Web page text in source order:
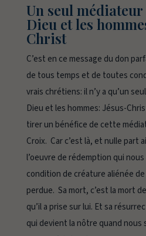
Un seul
Dieu et les
Christ
C’est en ce message du don
de tous temps et de toutes
vrais chrétiens: il n’y a qu’un
Dieu et les hommes: Jésus-
tirer un bénéfice de cette
Croix. Car c’est là, et nulle part
l’oeuvre de rédemption qui
condition de créature aliénée
perdue. Sa mort, c’est la mort
qu’il a prise sur lui. Et sa
qui devient la nôtre quand nous